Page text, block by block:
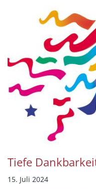
Tiefe
15. Juli 2024